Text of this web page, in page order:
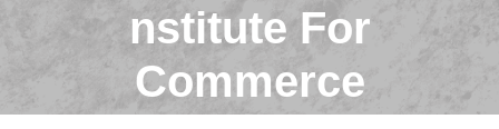
nstitute For
Commerce